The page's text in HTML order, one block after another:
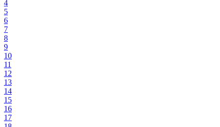
4
5
6
7
8
9
10
11
12
13
14
15
16
17